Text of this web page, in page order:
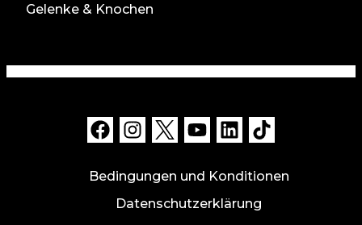
Gelenke & Knochen
Bedingungen und Konditionen
Datenschutzerklärung